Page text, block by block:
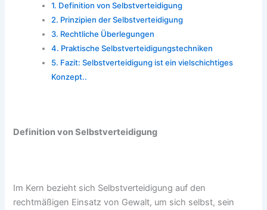
Definition von Selbstverteidigung
Prinzipien der Selbstverteidigung
Rechtliche Überlegungen
Praktische Selbstverteidigungstechniken
Fazit: Selbstverteidigung ist ein vielschichtiges
Konzept..
Definition von Selbstverteidigung
Im Kern bezieht sich Selbstverteidigung auf den
rechtmäßigen Einsatz von Gewalt, um sich selbst, sein